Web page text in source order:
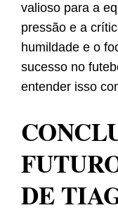
valioso para a
pressão e a
humildade e o
sucesso no
entender isso
DE